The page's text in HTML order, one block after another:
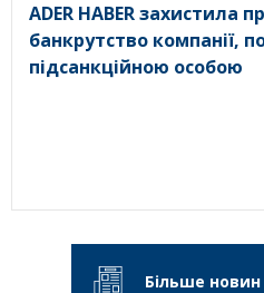
ADER HABER захистила
банкрутство компанії,
підсанкційною особою
Більше новин